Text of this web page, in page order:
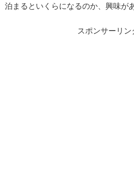
泊まるといくらになるのか、興味が
スポンサーリン